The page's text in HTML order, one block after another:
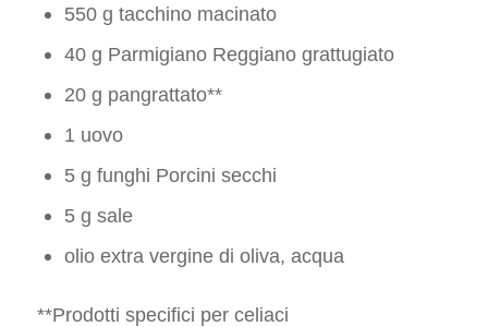
550 g tacchino macinato
40 g Parmigiano Reggiano grattugiato
20 g pangrattato**
1 uovo
5 g funghi Porcini secchi
5 g sale
olio extra vergine di oliva, acqua
**Prodotti specifici per celiaci